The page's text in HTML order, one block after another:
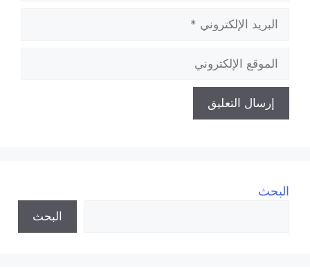
البريد
الإلكتروني
الموقع
الإلكتروني
البحث
البحث